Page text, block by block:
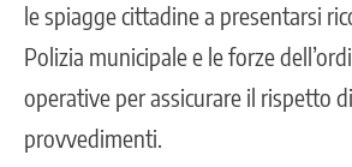
le spiagge cittadine a presentarsi
Polizia municipale e le forze
operative per assicurare il rispetto
provvedimenti.